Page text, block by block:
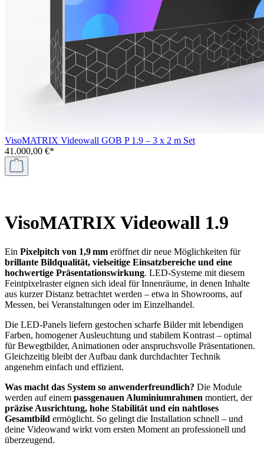
VisoMATRIX Videowall GOB P 1.9 – 3 x 2 m Set
41.000,00 €*
VisoMATRIX Videowall 1.9
Ein Pixelpitch von 1,9 mm eröffnet dir neue Möglichkeiten für
brillante Bildqualität, vielseitige Einsatzbereiche und eine
hochwertige Präsentationswirkung. LED-Systeme mit diesem
Feintpixelraster eignen sich ideal für Innenräume, in denen Inhalte
aus kurzer Distanz betrachtet werden – etwa in Showrooms, auf
Messen, bei Veranstaltungen oder im Einzelhandel.
Die LED-Panels liefern gestochen scharfe Bilder mit lebendigen
Farben, homogener Ausleuchtung und stabilem Kontrast – optimal
für Bewegtbilder, Animationen oder anspruchsvolle Präsentationen.
Gleichzeitig bleibt der Aufbau dank durchdachter Technik
angenehm einfach und effizient.
Was macht das System so anwenderfreundlich? Die Module
werden auf einem passgenauen Aluminiumrahmen montiert, der
präzise Ausrichtung, hohe Stabilität und ein nahtloses
Gesamtbild ermöglicht. So gelingt die Installation schnell – und
deine Videowand wirkt vom ersten Moment an professionell und
überzeugend.